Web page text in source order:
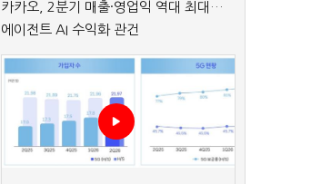
카카오, 2분기 매출·영업익 역대 최대…
에이전트 AI 수익화 관건